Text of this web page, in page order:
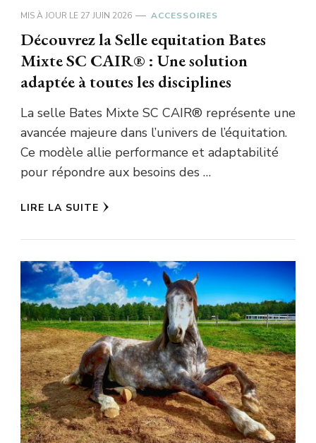
MIS À JOUR LE 27 JUIN 2026 ACCESSOIRES
Découvrez la Selle equitation Bates
Mixte SC CAIR® : Une solution
adaptée à toutes les disciplines
La selle Bates Mixte SC CAIR® représente une
avancée majeure dans l’univers de l’équitation.
Ce modèle allie performance et adaptabilité
pour répondre aux besoins des …
LIRE LA SUITE